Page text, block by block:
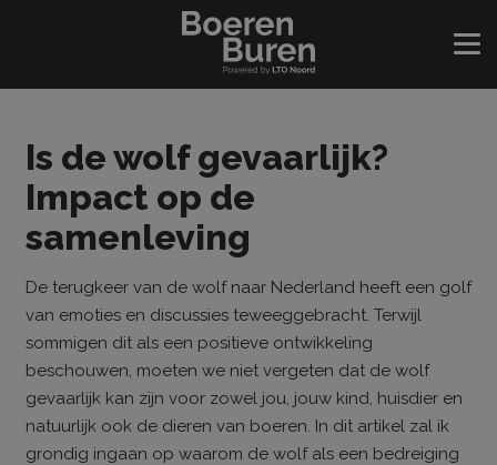
Is de wolf gevaarlijk?
Impact op de
samenleving
De terugkeer van de wolf naar Nederland heeft een golf
van emoties en discussies teweeggebracht. Terwijl
sommigen dit als een positieve ontwikkeling
beschouwen, moeten we niet vergeten dat de wolf
gevaarlijk kan zijn voor zowel jou, jouw kind, huisdier en
natuurlijk ook de dieren van boeren. In dit artikel zal ik
grondig ingaan op waarom de wolf als een bedreiging